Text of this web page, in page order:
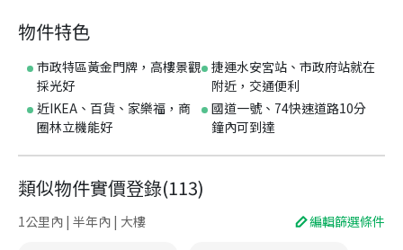
物件特色
市政特區黃金門牌，高樓景觀
採光好
捷運水安宮站、市政府站就在
附近，交通便利
近IKEA、百貨、家樂福，商
圈林立機能好
國道一號、74快速道路10分
鐘內可到達
類似物件實價登錄(113)
1公里內 | 半年內 | 大樓 編輯篩選條件